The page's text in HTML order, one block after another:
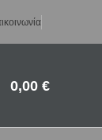
0,00 €